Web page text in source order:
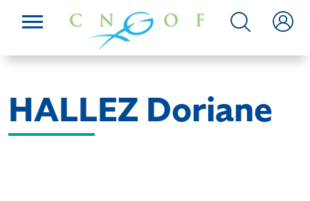
HALLEZ Doriane